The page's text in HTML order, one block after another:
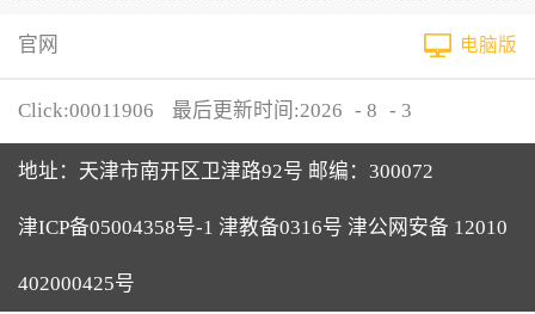
官网 电脑版
Click:00011906 最后更新时间:2026 - 8 - 3
地址：天津市南开区卫津路92号 邮编：300072
津ICP备05004358号-1 津教备0316号 津公网安备 12010
402000425号